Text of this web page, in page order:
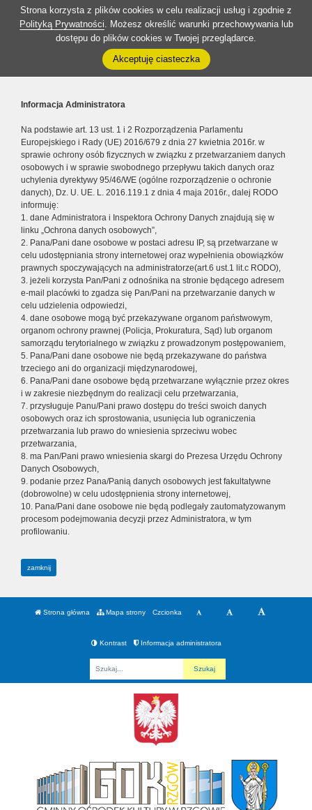
Strona korzysta z plików cookies w celu realizacji usług i zgodnie z
Polityką Prywatności. Możesz określić warunki przechowywania lub
dostępu do plików cookies w Twojej przeglądarce.
Akceptuję ciasteczka
Informacja Administratora
Na podstawie art. 13 ust. 1 i 2 Rozporządzenia Parlamentu
Europejskiego i Rady (UE) 2016/679 z dnia 27 kwietnia 2016r. w
sprawie ochrony osób fizycznych w związku z przetwarzaniem danych
osobowych i w sprawie swobodnego przepływu takich danych oraz
uchylenia dyrektywy 95/46/WE (ogólne rozporządzenie o ochronie
danych), Dz. U. UE. L. 2016.119.1 z dnia 4 maja 2016r., dalej RODO
informuję:
1. dane Administratora i Inspektora Ochrony Danych znajdują się w
linku „Ochrona danych osobowych”,
2. Pana/Pani dane osobowe w postaci adresu IP, są przetwarzane w
celu udostępniania strony internetowej oraz wypełnienia obowiązków
prawnych spoczywających na administratorze(art.6 ust.1 lit.c RODO),
3. jeżeli korzysta Pan/Pani z odnośnika na stronie będącego adresem
e-mail placówki to zgadza się Pan/Pani na przetwarzanie danych w
celu udzielenia odpowiedzi,
4. dane osobowe mogą być przekazywane organom państwowym,
organom ochrony prawnej (Policja, Prokuratura, Sąd) lub organom
samorządu terytorialnego w związku z prowadzonym postępowaniem,
5. Pana/Pani dane osobowe nie będą przekazywane do państwa
trzeciego ani do organizacji międzynarodowej,
6. Pana/Pani dane osobowe będą przetwarzane wyłącznie przez okres
i w zakresie niezbędnym do realizacji celu przetwarzania,
7. przysługuje Panu/Pani prawo dostępu do treści swoich danych
osobowych oraz ich sprostowania, usunięcia lub ograniczenia
przetwarzania lub prawo do wniesienia sprzeciwu wobec
przetwarzania,
8. ma Pan/Pani prawo wniesienia skargi do Prezesa Urzędu Ochrony
Danych Osobowych,
9. podanie przez Pana/Panią danych osobowych jest fakultatywne
(dobrowolne) w celu udostępnienia strony internetowej,
10. Pana/Pani dane osobowe nie będą podlegały zautomatyzowanym
procesom podejmowania decyzji przez Administratora, w tym
profilowaniu.
zamknij
Strona główna Mapa strony Czcionka
Kontrast Informacja administratora